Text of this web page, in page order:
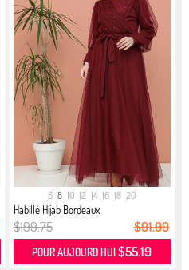
6 8 10 12 14 16 18 20
Habillé Hijab Bordeaux
$199.75 $91.99
POUR AUJOURD HUI$55.19